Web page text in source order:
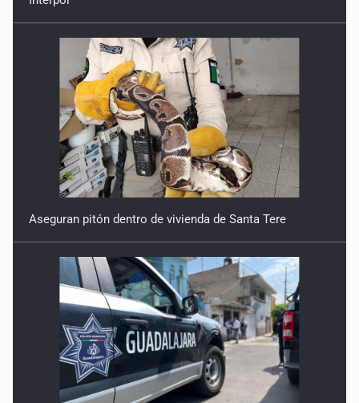
Aseguran pitón dentro de vivienda de Santa Tere